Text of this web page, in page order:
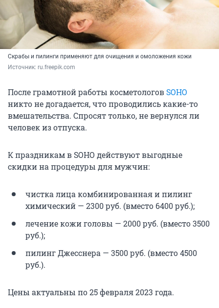
Скрабы и пилинги применяют для очищения и омоложения кожи
Источник: ru.freepik.com
После грамотной работы косметологов SOHO
никто не догадается, что проводились какие-то
вмешательства. Спросят только, не вернулся ли
человек из отпуска.
К праздникам в SOHO действуют выгодные
скидки на процедуры для мужчин:
чистка лица комбинированная и пилинг
химический — 2300 руб. (вместо 6400 руб.);
лечение кожи головы — 2000 руб. (вместо 3500
руб.);
пилинг Джесснера — 3500 руб. (вместо 4500
руб.).
Цены актуальны по 25 февраля 2023 года.